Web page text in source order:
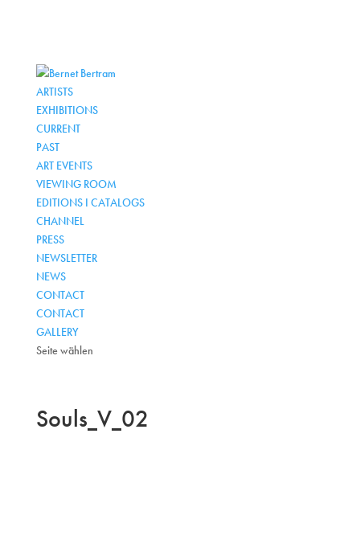
ARTISTS
EXHIBITIONS
CURRENT
PAST
ART EVENTS
VIEWING ROOM
EDITIONS I CATALOGS
CHANNEL
PRESS
NEWSLETTER
NEWS
CONTACT
CONTACT
GALLERY
Seite wählen
Souls_V_02